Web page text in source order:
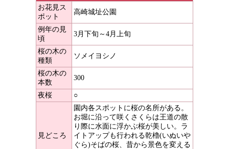
お花見ス
ポット
高崎城址公園
例年の見
頃
3月下旬～4月上旬
桜の木の
種類
ソメイヨシノ
桜の木の
本数
300
夜桜 ○
見どころ
園内各スポットに桜の名所がある。
お堀に沿って咲くさくらは王道の散
り際に水面に浮かぶ桜が美しい。ラ
イトアップも行われる乾櫓(いぬいや
ぐら)そばの桜、昔から景色を変える